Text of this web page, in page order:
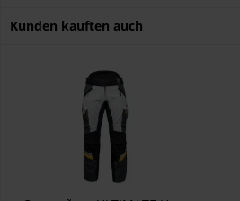
Kunden kauften auch